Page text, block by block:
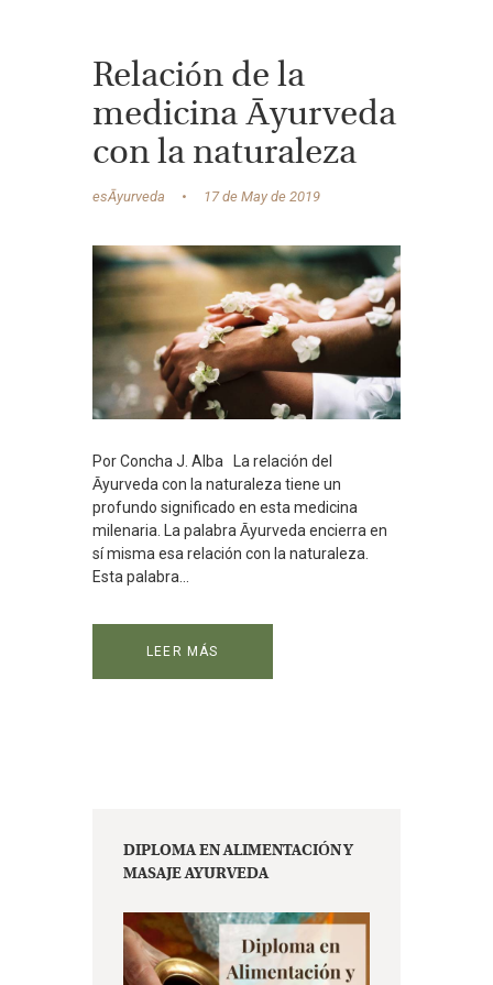
Relación de la
medicina Āyurveda
con la naturaleza
esĀyurveda 17 de May de 2019
Por Concha J. Alba La relación del
Ᾱyurveda con la naturaleza tiene un
profundo significado en esta medicina
milenaria. La palabra Ᾱyurveda encierra en
sí misma esa relación con la naturaleza.
Esta palabra...
LEER MÁS
DIPLOMA EN ALIMENTACIÓN Y
MASAJE AYURVEDA